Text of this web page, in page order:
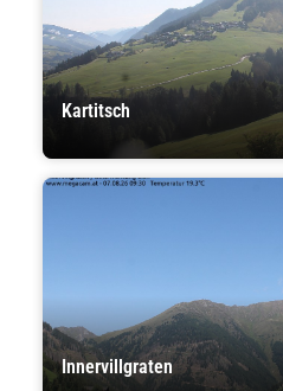
Kartitsch
Innervillgraten